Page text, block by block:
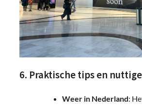
6. Praktische tips en
Weer in Nederland: